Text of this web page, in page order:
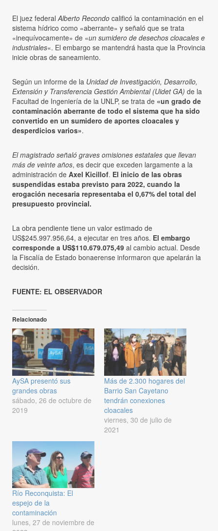
El juez federalAlberto Recondo calificó la contaminación en el
sistema hídrico como «aberrante» y señaló que se trata
«inequívocamente» de «un sumidero de desechos cloacales e
industriales«. El embargo se mantendrá hasta que la Provincia
inicie obras de saneamiento.
Según un informe de la Unidad de Investigación, Desarrollo,
Extensión y Transferencia Gestión Ambiental (Uidet GA) de la
Facultad de Ingeniería de la UNLP, se trata de «un grado de
contaminación aberrante de todo el sistema que ha sido
convertido en un sumidero de aportes cloacales y
desperdicios varios».
El magistrado señaló graves omisiones estatales que llevan
más de veinte años, es decir que exceden largamente a la
administración de Axel Kicillof. El inicio de las obras
suspendidas estaba previsto para 2022, cuando la
erogación necesaria representaba el 0,67% del total del
presupuesto provincial.
La obra pendiente tiene un valor estimado de
US$245.997.956,64, a ejecutar en tres años. El embargo
corresponde a US$110.679.075,49 al cambio actual. Desde
la Fiscalía de Estado bonaerense informaron que apelarán la
decisión.
FUENTE: EL OBSERVADOR
Relacionado
AySA presentó sus
grandes obras
sábado, 26 de octubre de
2019
Más de 2.300 hogares del
Barrio San Cayetano
tendrán conexiones
cloacales
viernes, 30 de julio de
2021
Río Reconquista: El
espejo de la
contaminación
lunes, 27 de noviembre de